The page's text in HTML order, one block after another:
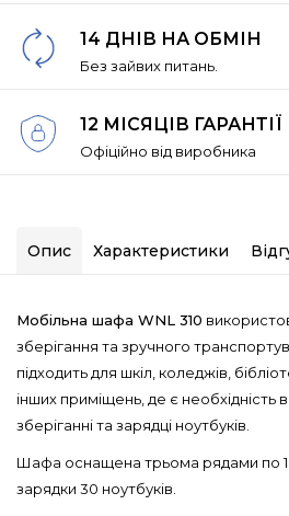
14 ДНІВ НА ОБМІН
Без зайвих питань.
12 МІСЯЦІВ ГАРАНТІЇ
Офіційно від виробника
Опис Характеристики
Мобільна шафа WNL 310
зберігання та зручного
підходить для шкіл, коледжів,
інших приміщень, де є необхідність
зберіганні та зарядці ноутбуків.
Шафа оснащена трьома рядами по
зарядки 30 ноутбуків.